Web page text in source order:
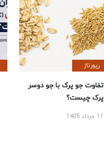
رپورتاژ
تفاوت جو پرک با جو دوسر
پرک چیست؟
11 مرداد 1405